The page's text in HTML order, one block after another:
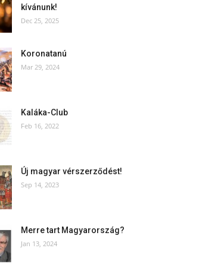
kívánunk!
Dec 25, 2025
Koronatanú
Mar 29, 2024
Kaláka-Club
Feb 16, 2022
Új magyar vérszerződést!
Sep 14, 2023
Merre tart Magyarország?
Jan 13, 2024